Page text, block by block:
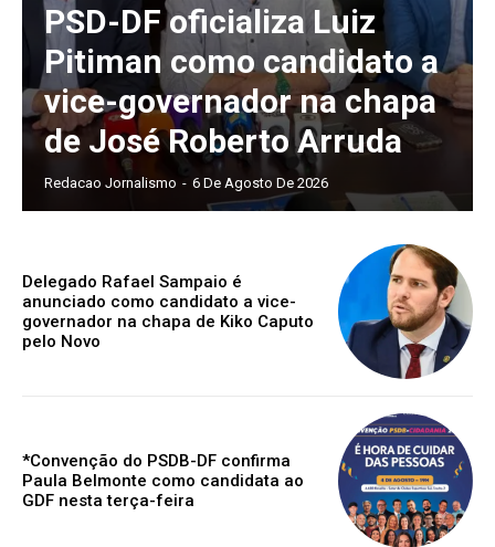
PSD-DF oficializa Luiz
Pitiman como candidato a
vice-governador na chapa
de José Roberto Arruda
Redacao Jornalismo - 6 De Agosto De 2026
Delegado Rafael Sampaio é
anunciado como candidato a vice-
governador na chapa de Kiko Caputo
pelo Novo
*Convenção do PSDB-DF confirma
Paula Belmonte como candidata ao
GDF nesta terça-feira